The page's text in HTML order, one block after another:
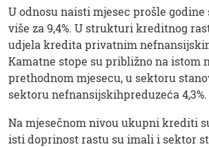
U odnosu naisti mjesec prošle
više za 9,4%. U strukturi kreditnog
udjela kredita privatnim
Kamatne stope su približno na istom
prethodnom mjesecu, u sektoru
sektoru nefnansijskihpreduzeća 4,3%.
Na mjesečnom nivou ukupni krediti
isti doprinost rastu su imali i sektor